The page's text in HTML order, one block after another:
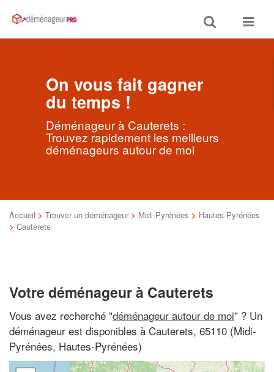
Toggle
search
Toggle
On vous fait gagner
du temps !
Déménageur à Cauterets :
Trouvez rapidement les meilleurs
déménageurs autour de moi
Accueil > Trouver un déménageur > Midi-Pyrénées > Hautes-Pyrénées
> Cauterets
Votre déménageur à Cauterets
Vous avez recherché "déménageur autour de moi" ? Un
déménageur est disponibles à Cauterets, 65110 (Midi-
Pyrénées, Hautes-Pyrénées)